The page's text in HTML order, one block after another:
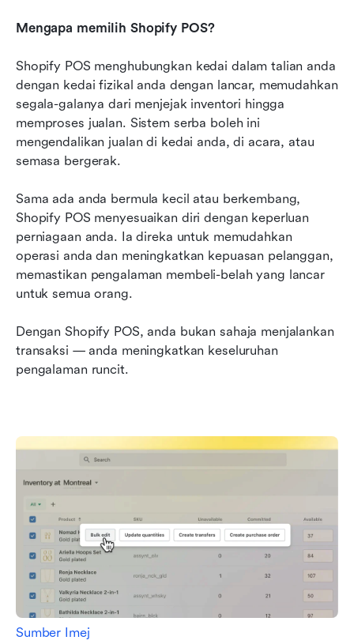
Mengapa memilih Shopify POS?
Shopify POS menghubungkan kedai dalam talian anda
dengan kedai fizikal anda dengan lancar, memudahkan
segala-galanya dari menjejak inventori hingga
memproses jualan. Sistem serba boleh ini
mengendalikan jualan di kedai anda, di acara, atau
semasa bergerak.
Sama ada anda bermula kecil atau berkembang,
Shopify POS menyesuaikan diri dengan keperluan
perniagaan anda. Ia direka untuk memudahkan
operasi anda dan meningkatkan kepuasan pelanggan,
memastikan pengalaman membeli-belah yang lancar
untuk semua orang.
Dengan Shopify POS, anda bukan sahaja menjalankan
transaksi — anda meningkatkan keseluruhan
pengalaman runcit.
Sumber Imej